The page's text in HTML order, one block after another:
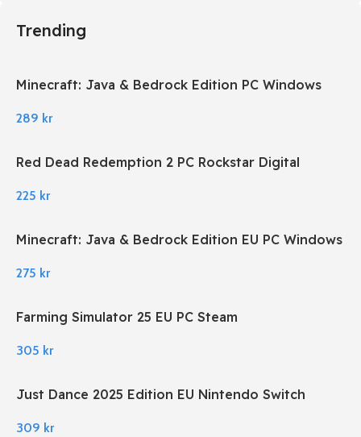
Trending
Minecraft: Java & Bedrock Edition PC Windows
289 kr
Red Dead Redemption 2 PC Rockstar Digital
225 kr
Minecraft: Java & Bedrock Edition EU PC Windows
275 kr
Farming Simulator 25 EU PC Steam
305 kr
Just Dance 2025 Edition EU Nintendo Switch
309 kr